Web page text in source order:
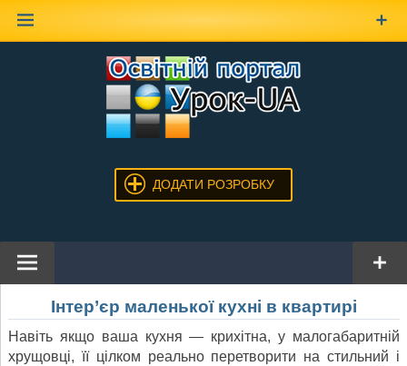
ДОДАТИ РОЗРОБКУ
Інтер’єр маленької кухні в квартирі
Навіть якщо ваша кухня — крихітна, у малогабаритній
хрущовці, її цілком реально перетворити на стильний і